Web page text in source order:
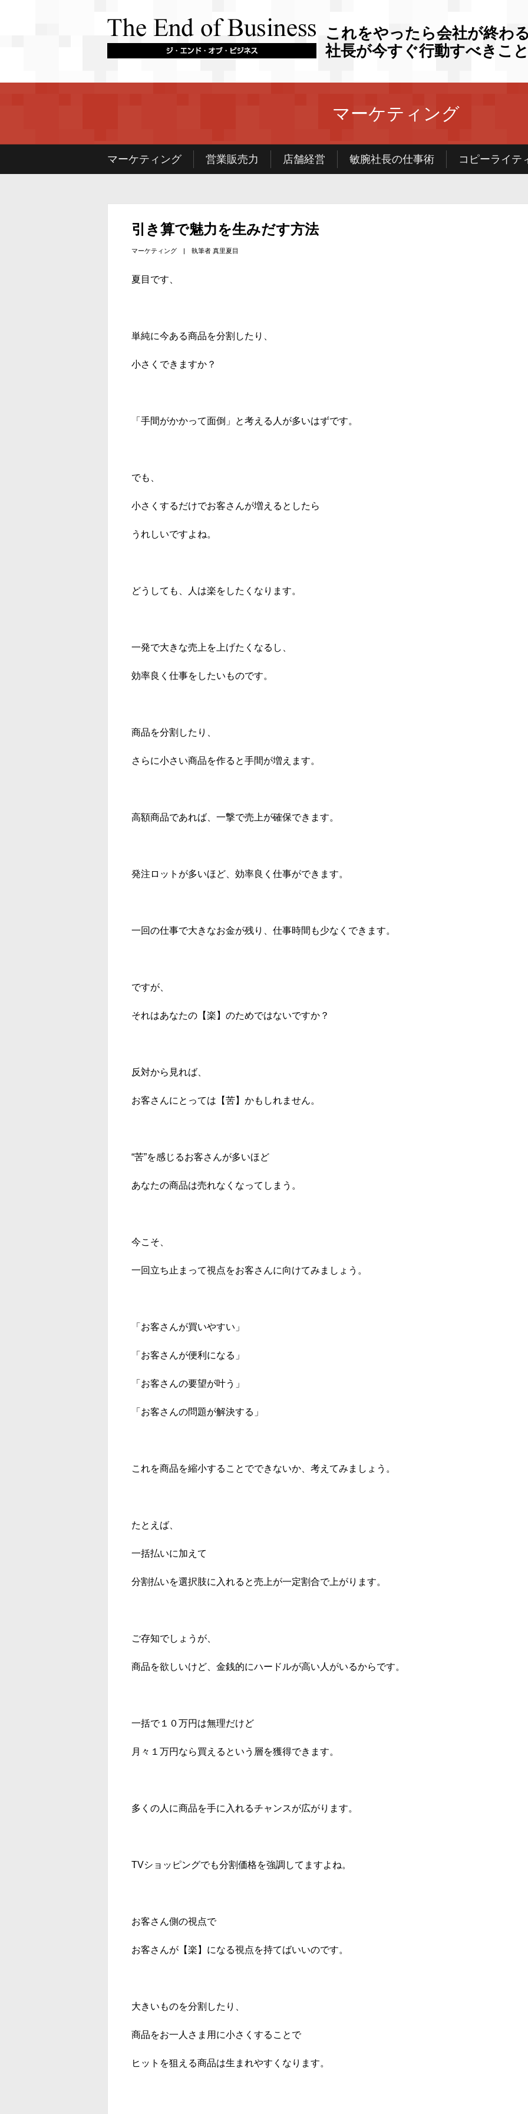
これをやったら会社が終わ
社長が今すぐ行動すべきこと
マーケティング
マーケティング 営業販売力 店舗経営 敏腕社長の仕事術 コピーライテ
引き算で魅力を生みだす方法
マーケティング | 執筆者 真里夏目
夏目です、
単純に今ある商品を分割したり、
小さくできますか？
「手間がかかって面倒」と考える人が多いはずです。
でも、
小さくするだけでお客さんが増えるとしたら
うれしいですよね。
どうしても、人は楽をしたくなります。
一発で大きな売上を上げたくなるし、
効率良く仕事をしたいものです。
商品を分割したり、
さらに小さい商品を作ると手間が増えます。
高額商品であれば、一撃で売上が確保できます。
発注ロットが多いほど、効率良く仕事ができます。
一回の仕事で大きなお金が残り、仕事時間も少なくできます。
ですが、
それはあなたの【楽】のためではないですか？
反対から見れば、
お客さんにとっては【苦】かもしれません。
“苦”を感じるお客さんが多いほど
あなたの商品は売れなくなってしまう。
今こそ、
一回立ち止まって視点をお客さんに向けてみましょう。
「お客さんが買いやすい」
「お客さんが便利になる」
「お客さんの要望が叶う」
「お客さんの問題が解決する」
これを商品を縮小することでできないか、考えてみましょう。
たとえば、
一括払いに加えて
分割払いを選択肢に入れると売上が一定割合で上がります。
ご存知でしょうが、
商品を欲しいけど、金銭的にハードルが高い人がいるからです。
一括で１０万円は無理だけど
月々１万円なら買えるという層を獲得できます。
多くの人に商品を手に入れるチャンスが広がります。
TVショッピングでも分割価格を強調してますよね。
お客さん側の視点で
お客さんが【楽】になる視点を持てばいいのです。
大きいものを分割したり、
商品をお一人さま用に小さくすることで
ヒットを狙える商品は生まれやすくなります。